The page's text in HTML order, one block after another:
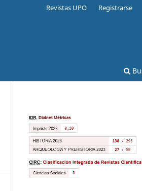
Revistas UPO Registrarse